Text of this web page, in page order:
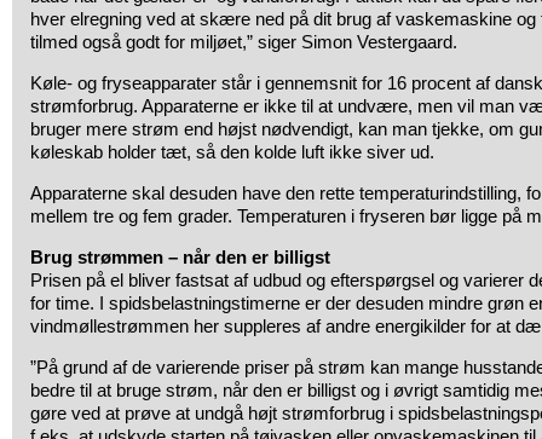
hver elregning ved at skære ned på dit brug af vaskemaskine og
tilmed også godt for miljøet,” siger Simon Vestergaard.
Køle- og fryseapparater står i gennemsnit for 16 procent af
strømforbrug. Apparaterne er ikke til at undvære, men vil man
bruger mere strøm end højst nødvendigt, kan man tjekke, om
køleskab holder tæt, så den kolde luft ikke siver ud.
Apparaterne skal desuden have den rette temperaturindstilling,
mellem tre og fem grader. Temperaturen i fryseren bør ligge på
Brug strømmen – når den er billigst
Prisen på el bliver fastsat af udbud og efterspørgsel og varierer
for time. I spidsbelastningstimerne er der desuden mindre grøn
vindmøllestrømmen her suppleres af andre energikilder for at
”På grund af de varierende priser på strøm kan mange
bedre til at bruge strøm, når den er billigst og i øvrigt samtidig
gøre ved at prøve at undgå højt strømforbrug i